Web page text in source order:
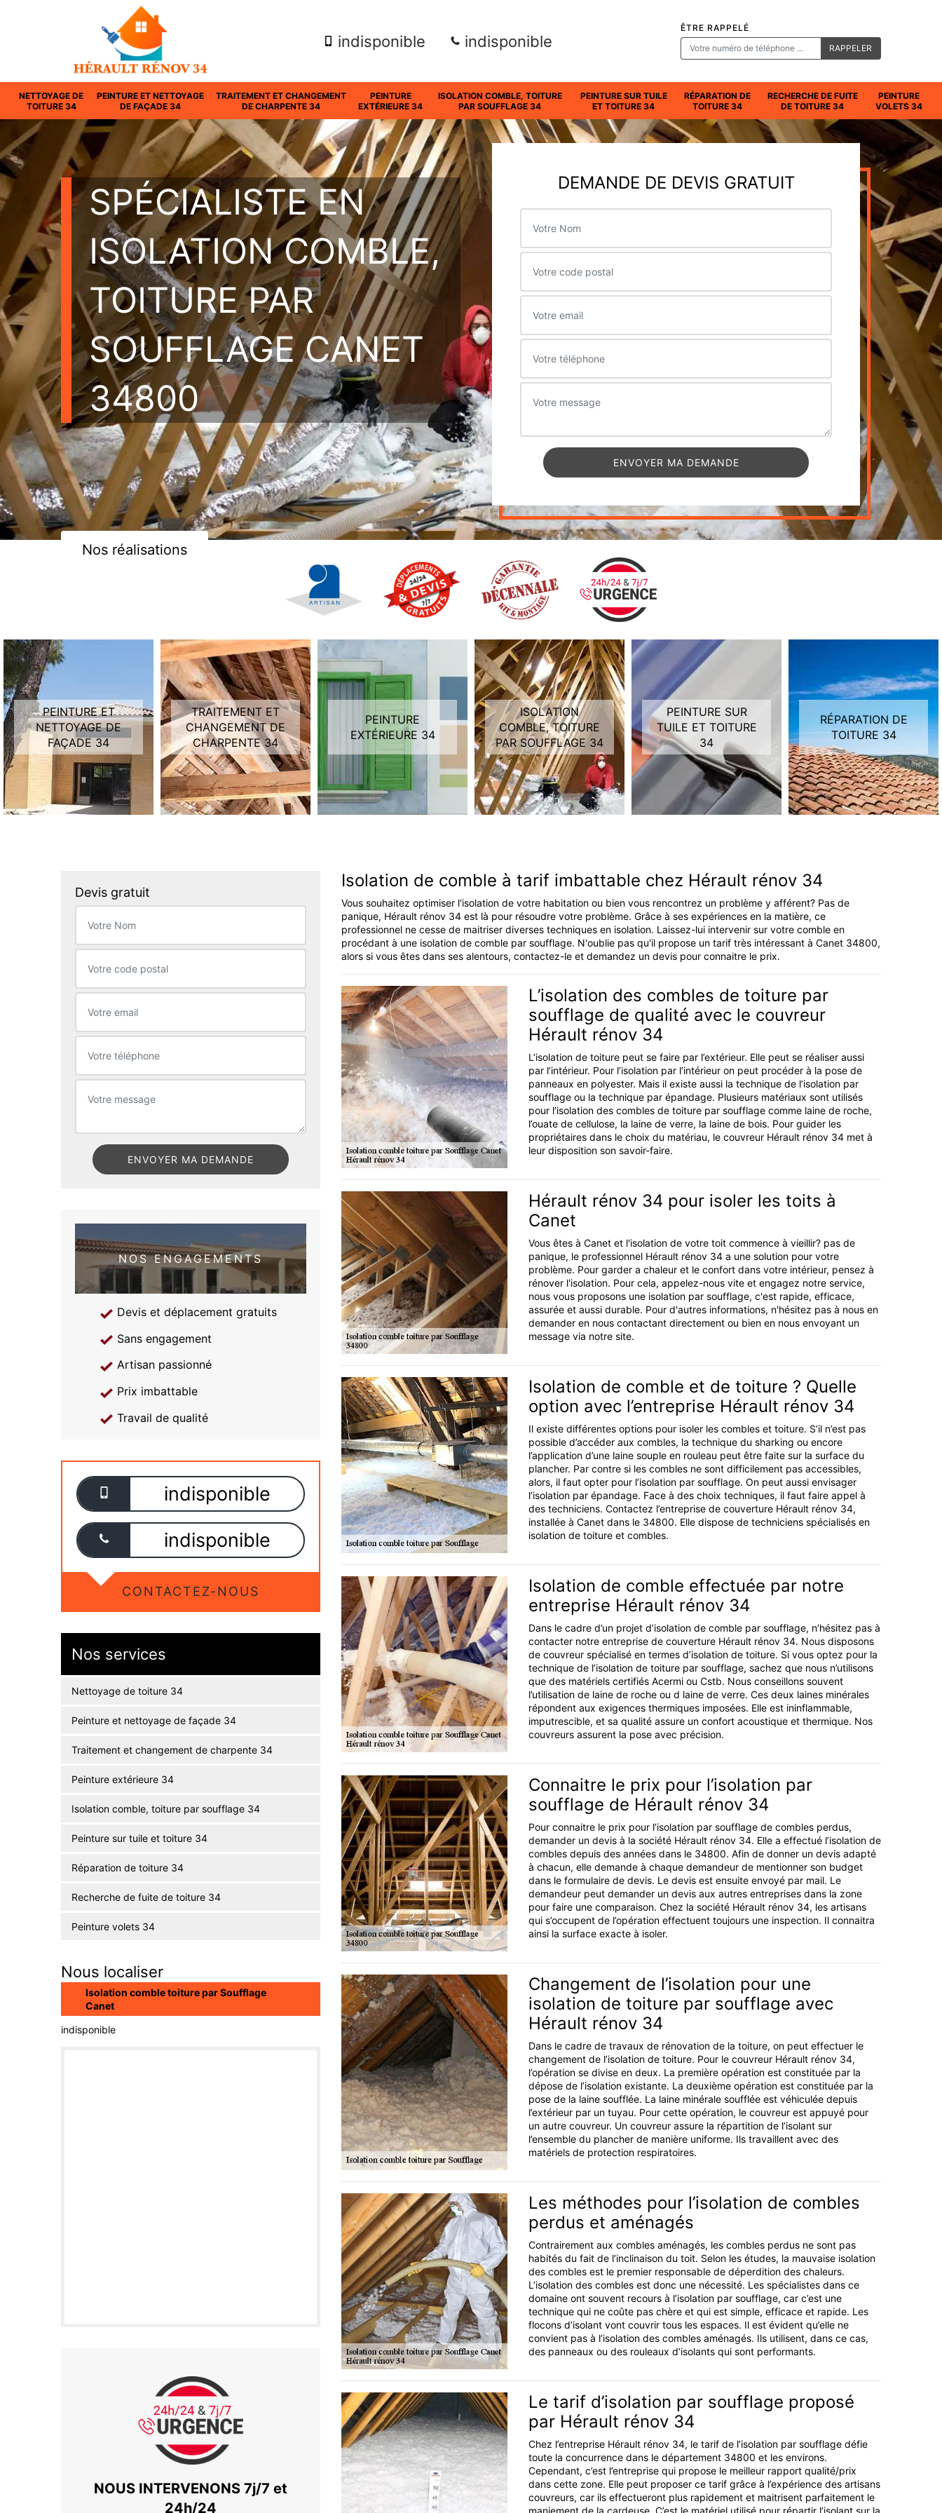
indisponible indisponible
ÊTRE RAPPELÉ
NETTOYAGE DE
TOITURE 34
PEINTURE ET NETTOYAGE
DE FAÇADE 34
TRAITEMENT ET CHANGEMENT
DE CHARPENTE 34
PEINTURE
EXTÉRIEURE 34
ISOLATION COMBLE, TOITURE
PAR SOUFFLAGE 34
PEINTURE SUR TUILE
ET TOITURE 34
RÉPARATION DE
TOITURE 34
RECHERCHE DE FUITE
DE TOITURE 34
PEINTURE
VOLETS 34
SPÉCIALISTE EN
ISOLATION COMBLE,
TOITURE PAR
SOUFFLAGE CANET
34800
Nos réalisations
DEMANDE DE DEVIS GRATUIT
PEINTURE ET
NETTOYAGE DE
FAÇADE 34
TRAITEMENT ET
CHANGEMENT DE
CHARPENTE 34
PEINTURE
EXTÉRIEURE 34
ISOLATION
COMBLE, TOITURE
PAR SOUFFLAGE 34
PEINTURE SUR
TUILE ET TOITURE
34
RÉPARATION DE
TOITURE 34
Devis gratuit
NOS ENGAGEMENTS
Devis et déplacement gratuits
Sans engagement
Artisan passionné
Prix imbattable
Travail de qualité
indisponible
indisponible
CONTACTEZ-NOUS
Nos services
Nettoyage de toiture 34
Peinture et nettoyage de façade 34
Traitement et changement de charpente 34
Peinture extérieure 34
Isolation comble, toiture par soufflage 34
Peinture sur tuile et toiture 34
Réparation de toiture 34
Recherche de fuite de toiture 34
Peinture volets 34
Nous localiser
Isolation comble toiture par Soufflage
Canet
indisponible
NOUS INTERVENONS 7j/7 et
24h/24
Isolation de comble à tarif imbattable chez Hérault rénov 34
Vous souhaitez optimiser l'isolation de votre habitation ou bien vous rencontrez un problème y afférent? Pas de
panique, Hérault rénov 34 est là pour résoudre votre problème. Grâce à ses expériences en la matière, ce
professionnel ne cesse de maitriser diverses techniques en isolation. Laissez-lui intervenir sur votre comble en
procédant à une isolation de comble par soufflage. N'oublie pas qu'il propose un tarif très intéressant à Canet 34800,
alors si vous êtes dans ses alentours, contactez-le et demandez un devis pour connaitre le prix.
L’isolation des combles de toiture par
soufflage de qualité avec le couvreur
Hérault rénov 34
L’isolation de toiture peut se faire par l’extérieur. Elle peut se réaliser aussi
par l’intérieur. Pour l’isolation par l’intérieur on peut procéder à la pose de
panneaux en polyester. Mais il existe aussi la technique de l’isolation par
soufflage ou la technique par épandage. Plusieurs matériaux sont utilisés
pour l’isolation des combles de toiture par soufflage comme laine de roche,
l’ouate de cellulose, la laine de verre, la laine de bois. Pour guider les
propriétaires dans le choix du matériau, le couvreur Hérault rénov 34 met à
leur disposition son savoir-faire.
Hérault rénov 34 pour isoler les toits à
Canet
Vous êtes à Canet et l'isolation de votre toit commence à vieillir? pas de
panique, le professionnel Hérault rénov 34 a une solution pour votre
problème. Pour garder a chaleur et le confort dans votre intérieur, pensez à
rénover l'isolation. Pour cela, appelez-nous vite et engagez notre service,
nous vous proposons une isolation par soufflage, c'est rapide, efficace,
assurée et aussi durable. Pour d'autres informations, n'hésitez pas à nous en
demander en nous contactant directement ou bien en nous envoyant un
message via notre site.
Isolation de comble et de toiture ? Quelle
option avec l’entreprise Hérault rénov 34
Il existe différentes options pour isoler les combles et toiture. S’il n’est pas
possible d’accéder aux combles, la technique du sharking ou encore
l’application d’une laine souple en rouleau peut être faite sur la surface du
plancher. Par contre si les combles ne sont difficilement pas accessibles,
alors, il faut opter pour l’isolation par soufflage. On peut aussi envisager
l’isolation par épandage. Face à des choix techniques, il faut faire appel à
des techniciens. Contactez l’entreprise de couverture Hérault rénov 34,
installée à Canet dans le 34800. Elle dispose de techniciens spécialisés en
isolation de toiture et combles.
Isolation de comble effectuée par notre
entreprise Hérault rénov 34
Dans le cadre d’un projet d’isolation de comble par soufflage, n’hésitez pas à
contacter notre entreprise de couverture Hérault rénov 34. Nous disposons
de couvreur spécialisé en termes d’isolation de toiture. Si vous optez pour la
technique de l’isolation de toiture par soufflage, sachez que nous n’utilisons
que des matériels certifiés Acermi ou Cstb. Nous conseillons souvent
l’utilisation de laine de roche ou d laine de verre. Ces deux laines minérales
répondent aux exigences thermiques imposées. Elle est ininflammable,
imputrescible, et sa qualité assure un confort acoustique et thermique. Nos
couvreurs assurent la pose avec précision.
Connaitre le prix pour l’isolation par
soufflage de Hérault rénov 34
Pour connaitre le prix pour l’isolation par soufflage de combles perdus,
demander un devis à la société Hérault rénov 34. Elle a effectué l’isolation de
combles depuis des années dans le 34800. Afin de donner un devis adapté
à chacun, elle demande à chaque demandeur de mentionner son budget
dans le formulaire de devis. Le devis est ensuite envoyé par mail. Le
demandeur peut demander un devis aux autres entreprises dans la zone
pour faire une comparaison. Chez la société Hérault rénov 34, les artisans
qui s’occupent de l’opération effectuent toujours une inspection. Il connaitra
ainsi la surface exacte à isoler.
Changement de l’isolation pour une
isolation de toiture par soufflage avec
Hérault rénov 34
Dans le cadre de travaux de rénovation de la toiture, on peut effectuer le
changement de l’isolation de toiture. Pour le couvreur Hérault rénov 34,
l’opération se divise en deux. La première opération est constituée par la
dépose de l’isolation existante. La deuxième opération est constituée par la
pose de la laine soufflée. La laine minérale soufflée est véhiculée depuis
l’extérieur par un tuyau. Pour cette opération, le couvreur est appuyé pour
un autre couvreur. Un couvreur assure la répartition de l’isolant sur
l’ensemble du plancher de manière uniforme. Ils travaillent avec des
matériels de protection respiratoires.
Les méthodes pour l’isolation de combles
perdus et aménagés
Contrairement aux combles aménagés, les combles perdus ne sont pas
habités du fait de l’inclinaison du toit. Selon les études, la mauvaise isolation
des combles est le premier responsable de déperdition des chaleurs.
L’isolation des combles est donc une nécessité. Les spécialistes dans ce
domaine ont souvent recours à l’isolation par soufflage, car c’est une
technique qui ne coûte pas chère et qui est simple, efficace et rapide. Les
flocons d’isolant vont couvrir tous les espaces. Il est évident qu’elle ne
convient pas à l’isolation des combles aménagés. Ils utilisent, dans ce cas,
des panneaux ou des rouleaux d’isolants qui sont performants.
Le tarif d’isolation par soufflage proposé
par Hérault rénov 34
Chez l’entreprise Hérault rénov 34, le tarif de l’isolation par soufflage défie
toute la concurrence dans le département 34800 et les environs.
Cependant, c’est l’entreprise qui propose le meilleur rapport qualité/prix
dans cette zone. Elle peut proposer ce tarif grâce à l’expérience des artisans
couvreurs, car ils effectueront plus rapidement et maitrisent parfaitement le